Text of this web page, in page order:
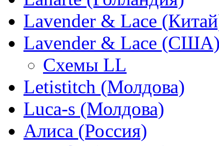
Lavender & Lace
Lavender & Lace
Схемы LL
Letistitch (Молдова)
Luca-s (Молдова)
Алиса (Россия)